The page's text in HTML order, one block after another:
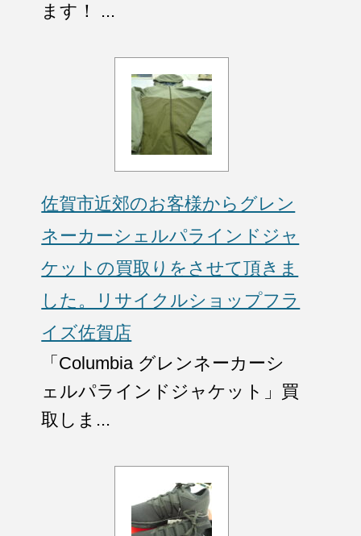
ます！ ...
佐賀市近郊のお客様からグレン
ネーカーシェルパラインドジャ
ケットの買取りをさせて頂きま
した。リサイクルショップフラ
イズ佐賀店
「Columbia グレンネーカーシ
ェルパラインドジャケット」買
取しま...